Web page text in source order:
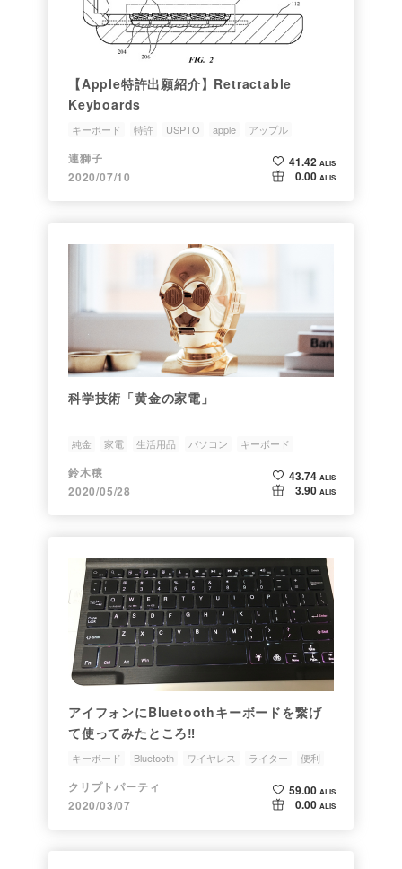
【Apple特許出願紹介】Retractable
Keyboards
キーボード 特許 USPTO apple アップル
連獅子
2020/07/10
41.42 ALIS
0.00 ALIS
科学技術「黄金の家電」
純金 家電 生活用品 パソコン キーボード
鈴木穣
2020/05/28
43.74 ALIS
3.90 ALIS
アイフォンにBluetoothキーボードを繋げ
て使ってみたところ‼︎
キーボード Bluetooth ワイヤレス ライター 便利
クリプトパーティ
2020/03/07
59.00 ALIS
0.00 ALIS